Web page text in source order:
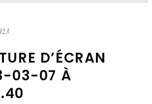
D’ÉCRAN
03-07 À